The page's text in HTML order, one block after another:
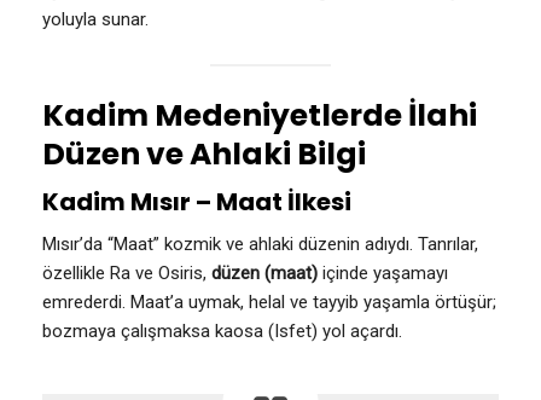
yoluyla sunar.
Kadim Medeniyetlerde İlahi
Düzen ve Ahlaki Bilgi
Kadim Mısır – Maat İlkesi
Mısır’da “Maat” kozmik ve ahlaki düzenin adıydı. Tanrılar,
özellikle Ra ve Osiris, düzen (maat) içinde yaşamayı
emrederdi. Maat’a uymak, helal ve tayyib yaşamla örtüşür;
bozmaya çalışmaksa kaosa (Isfet) yol açardı.